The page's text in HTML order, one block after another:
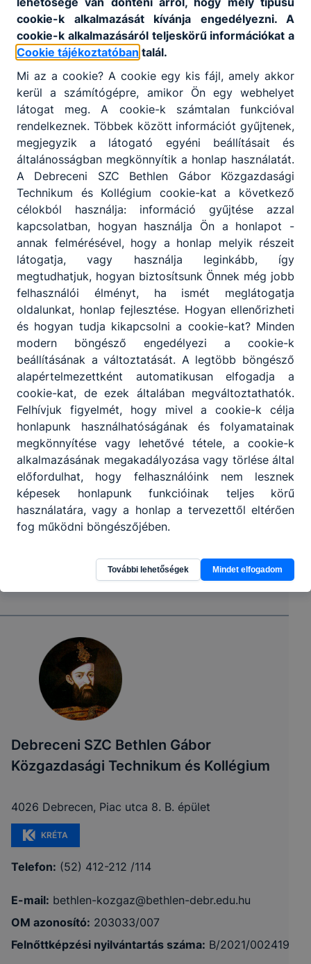
Beiskolázási tájékoztatónk a 2026/2027.
tanévre
Felvételi tájékoztatónk a 2026/2027.
tanévre (KIFIR)
Középfokú felvételi eljáráshoz kapcsolódó
tájékoztatók
HAON cikk iskolánk oktatóival
Iskolánk pályaválasztást segítő
bemutatkozó kisfilmje
Partnereink
Debreceni SZC Bethlen Gábor
Közgazdasági Technikum és Kollégium
4026 Debrecen, Piac utca 8. B. épület
KRÉTA
Telefon: (52) 412-212 /114
E-mail: bethlen-kozgaz@bethlen-debr.edu.hu
OM azonosító: 203033/007
Felnőttképzési nyilvántartás száma: B/2021/002419
cookie-k alkalmazását kívánja engedélyezni. A
cookie-k alkalmazásáról teljeskörű információkat a
Cookie tájékoztatóban talál.
Mi az a cookie? A cookie egy kis fájl, amely akkor
kerül a számítógépre, amikor Ön egy webhelyet
látogat meg. A cookie-k számtalan funkcióval
rendelkeznek. Többek között információt gyűjtenek,
megjegyzik a látogató egyéni beállításait és
általánosságban megkönnyítik a honlap használatát.
A Debreceni SZC Bethlen Gábor Közgazdasági
Technikum és Kollégium cookie-kat a következő
célokból használja: információ gyűjtése azzal
kapcsolatban, hogyan használja Ön a honlapot -
annak felmérésével, hogy a honlap melyik részeit
látogatja, vagy használja leginkább, így
megtudhatjuk, hogyan biztosítsunk Önnek még jobb
felhasználói élményt, ha ismét meglátogatja
oldalunkat, honlap fejlesztése. Hogyan ellenőrizheti
és hogyan tudja kikapcsolni a cookie-kat? Minden
modern böngésző engedélyezi a cookie-k
beállításának a változtatását. A legtöbb böngésző
alapértelmezettként automatikusan elfogadja a
cookie-kat, de ezek általában megváltoztathatók.
Felhívjuk figyelmét, hogy mivel a cookie-k célja
honlapunk használhatóságának és folyamatainak
megkönnyítése vagy lehetővé tétele, a cookie-k
alkalmazásának megakadályozása vagy törlése által
előfordulhat, hogy felhasználóink nem lesznek
képesek honlapunk funkcióinak teljes körű
használatára, vagy a honlap a tervezettől eltérően
fog működni böngészőjében.
További lehetőségek Mindet elfogadom